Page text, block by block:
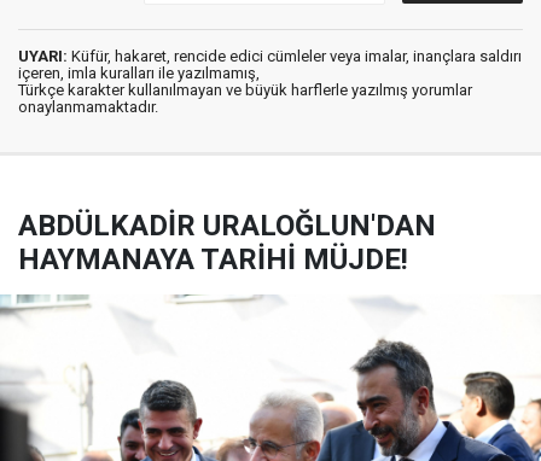
UYARI: Küfür, hakaret, rencide edici cümleler veya imalar, inançlara saldırı
içeren, imla kuralları ile yazılmamış,
Türkçe karakter kullanılmayan ve büyük harflerle yazılmış yorumlar
onaylanmamaktadır.
ABDÜLKADİR URALOĞLUN'DAN
HAYMANAYA TARİHİ MÜJDE!